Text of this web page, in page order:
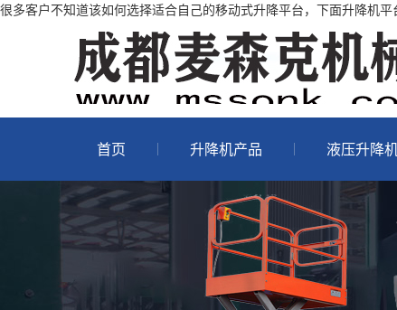
很多客户不知道该如何选择适合自己的移动式升降平台，下面升降机
首页 升降机产品 液压升降